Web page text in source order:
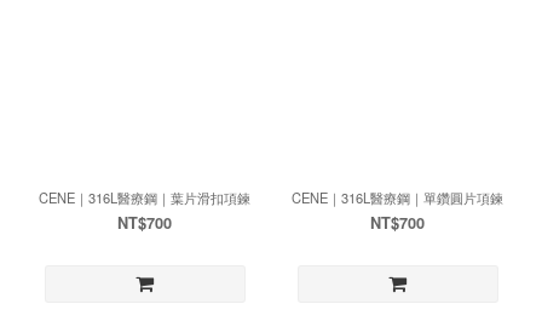
CENE｜316L醫療鋼｜葉片滑扣項鍊
NT$700
CENE｜316L醫療鋼｜單鑽圓片項鍊
NT$700